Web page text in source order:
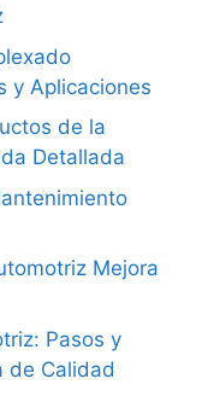
y Aplicaciones
de la
Detallada
Mejora
Pasos y
de Calidad